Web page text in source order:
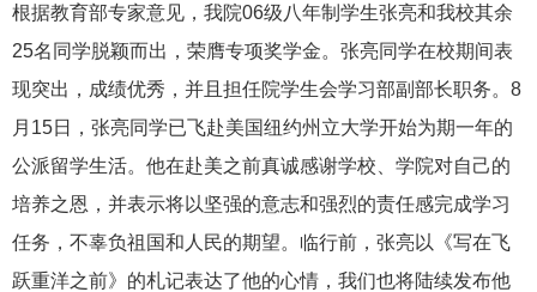
根据教育部专家意见，我院06级八年制学生张亮和我校其余
25名同学脱颖而出，荣膺专项奖学金。张亮同学在校期间表
现突出，成绩优秀，并且担任院学生会学习部副部长职务。8
月15日，张亮同学已飞赴美国纽约州立大学开始为期一年的
公派留学生活。他在赴美之前真诚感谢学校、学院对自己的
培养之恩，并表示将以坚强的意志和强烈的责任感完成学习
任务，不辜负祖国和人民的期望。临行前，张亮以《写在飞
跃重洋之前》的札记表达了他的心情，我们也将陆续发布他